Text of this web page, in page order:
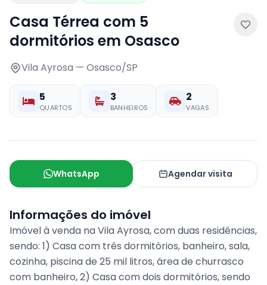
Casa Térrea com 5
dormitórios em Osasco
Vila Ayrosa — Osasco/SP
5
QUARTOS
3
BANHEIROS
2
VAGAS
WhatsApp Agendar visita
Informações do imóvel
Imóvel à venda na Vila Ayrosa, com duas residências,
sendo: 1) Casa com três dormitórios, banheiro, sala,
cozinha, piscina de 25 mil litros, área de churrasco
com banheiro, 2) Casa com dois dormitórios, sendo